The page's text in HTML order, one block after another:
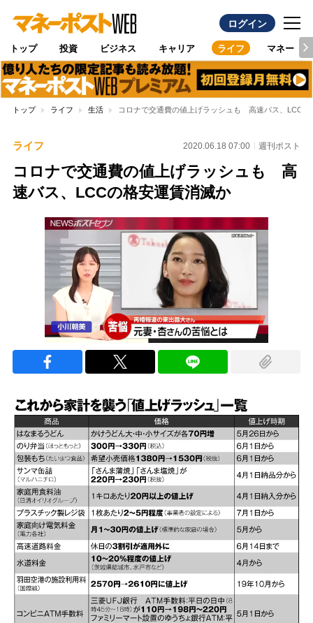
ログイン
トップ 投資 ビジネス キャリア ライフ マネー
トップ ライフ 生活 コロナで交通費の値上げラッシュも 高速バス、LCCの
ライフ 2020.06.18 07:00 週刊ポスト
コロナで交通費の値上げラッシュも 高
速バス、LCCの格安運賃消滅か